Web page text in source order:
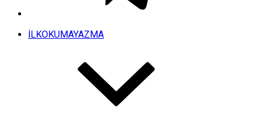
İLKOKUMAYAZMA